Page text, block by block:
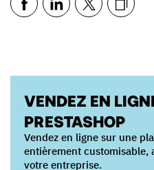
VENDEZ EN
PRESTASHOP
Vendez en ligne sur une
entièrement customisable,
votre entreprise.